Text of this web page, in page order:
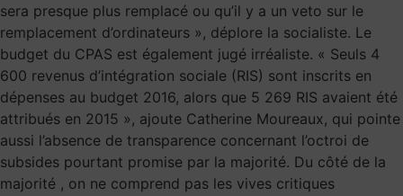
sera presque plus remplacé ou qu’il y a un veto sur le
remplacement d’ordinateurs », déplore la socialiste. Le
budget du CPAS est également jugé irréaliste. « Seuls 4
600 revenus d’intégration sociale (RIS) sont inscrits en
dépenses au budget 2016, alors que 5 269 RIS avaient été
attribués en 2015 », ajoute Catherine Moureaux, qui pointe
aussi l’absence de transparence concernant l’octroi de
subsides pourtant promise par la majorité. Du côté de la
majorité , on ne comprend pas les vives critiques